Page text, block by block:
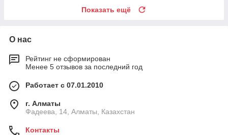
Показать ещё
О нас
Рейтинг не сформирован
Менее 5 отзывов за последний год
Работает с 07.01.2010
г. Алматы
Фадеева, 14, Алматы, Казахстан
Контакты